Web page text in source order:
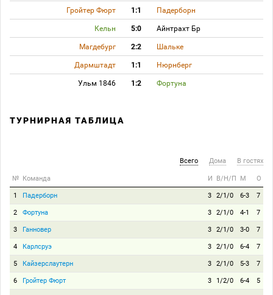
Гройтер Фюрт 1:1 Падерборн
Кельн 5:0 Айнтрахт Бр
Магдебург 2:2 Шальке
Дармштадт 1:1 Нюрнберг
Ульм 1846 1:2 Фортуна
ТУРНИРНАЯ ТАБЛИЦА
Всего Дома В гостях
№ Команда И В/Н/П М О
1 Падерборн 3 2/1/0 6-3 7
2 Фортуна 3 2/1/0 4-1 7
3 Ганновер 3 2/1/0 3-0 7
4 Карлсруэ 3 2/1/0 6-4 7
5 Кайзерслаутерн 3 2/1/0 5-3 7
6 Гройтер Фюрт 3 1/2/0 6-4 5